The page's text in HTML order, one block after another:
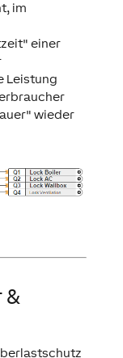
im
einer
Leistung
wieder
&